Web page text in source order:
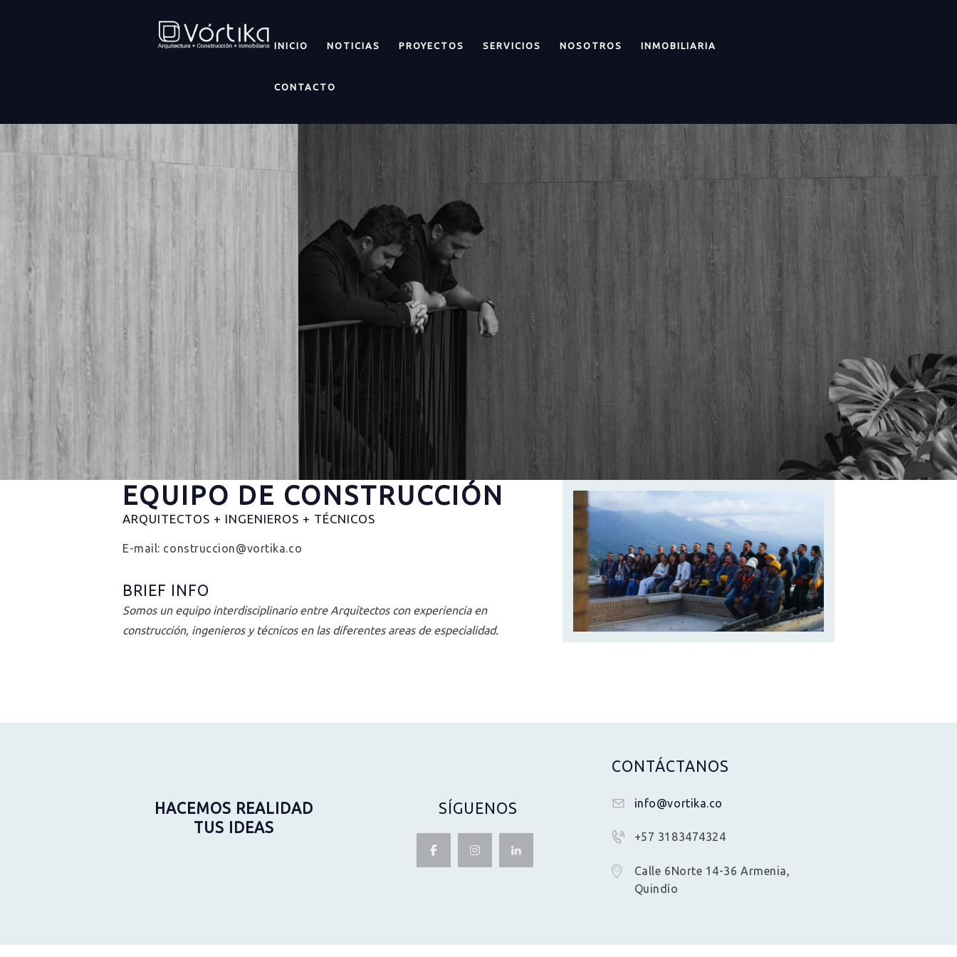
INICIO NOTICIAS PROYECTOS SERVICIOS NOSOTROS INMOBILIARIA
CONTACTO
EQUIPO DE CONSTRUCCIÓN
ARQUITECTOS + INGENIEROS + TÉCNICOS
E-mail: construccion@vortika.co
BRIEF INFO
Somos un equipo interdisciplinario entre Arquitectos con experiencia en
construcción, ingenieros y técnicos en las diferentes areas de especialidad.
HACEMOS REALIDAD
TUS IDEAS
SÍGUENOS
CONTÁCTANOS
info@vortika.co
+57 3183474324
Calle 6Norte 14-36 Armenia,
Quindío